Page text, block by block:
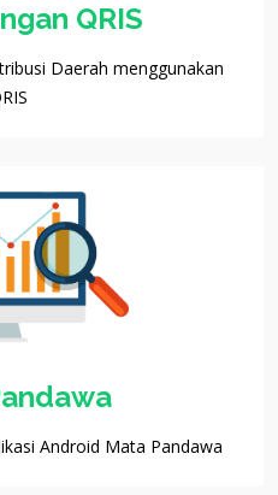
QRIS
Daerah menggunakan
Android Mata Pandawa